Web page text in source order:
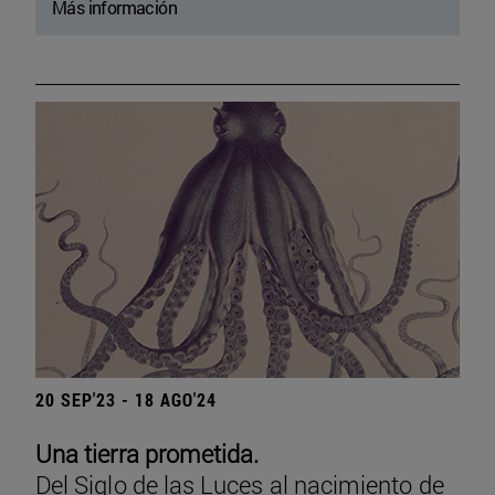
Más información
20 SEP'23 - 18 AGO'24
Una tierra prometida.
Del Siglo de las Luces al nacimiento de